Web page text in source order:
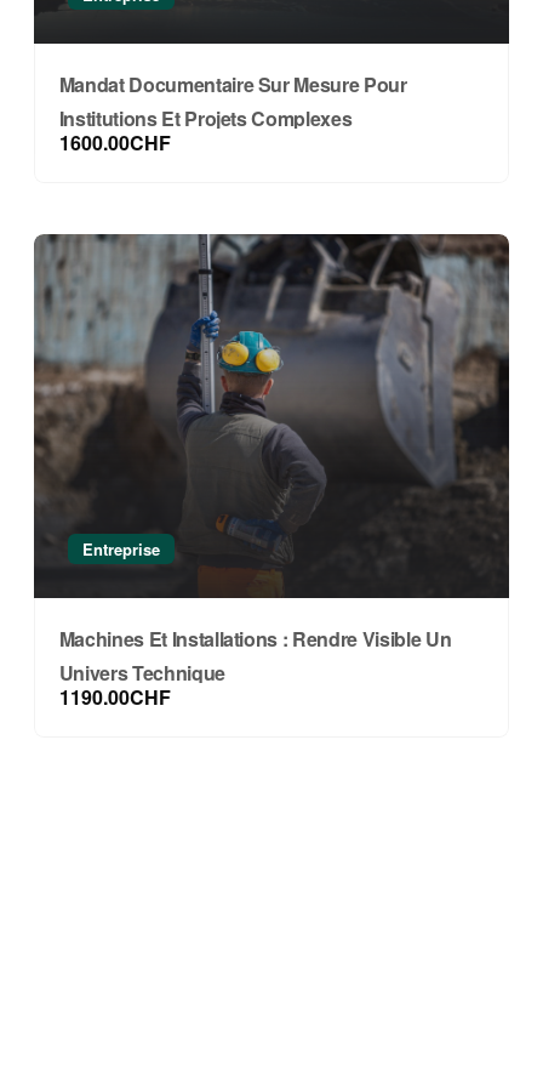
Mandat Documentaire Sur Mesure Pour
Institutions Et Projets Complexes
1600.00CHF
Entreprise
Machines Et Installations : Rendre Visible Un
Univers Technique
1190.00CHF